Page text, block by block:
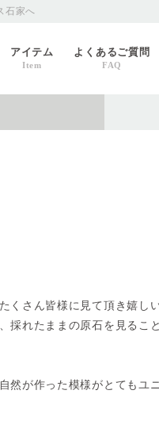
石家へ
アイテム
Item
よくあるご質問
FAQ
たくさん皆様に見て頂き嬉し
れたままの原石を見るこ
然が作った模様がとてもユ